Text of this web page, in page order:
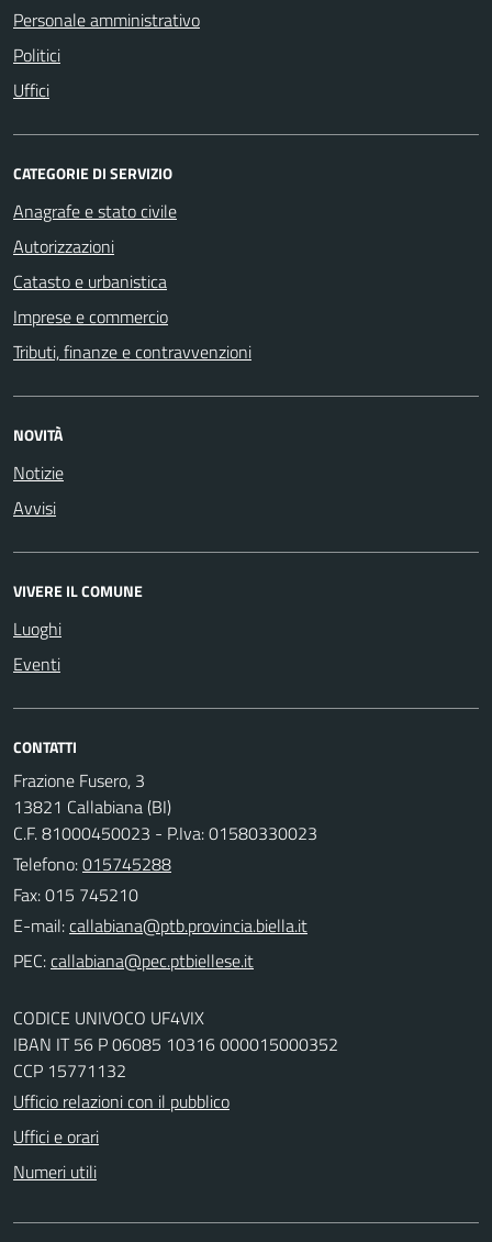
Personale amministrativo
Politici
Uffici
CATEGORIE DI SERVIZIO
Anagrafe e stato civile
Autorizzazioni
Catasto e urbanistica
Imprese e commercio
Tributi, finanze e contravvenzioni
NOVITÀ
Notizie
Avvisi
VIVERE IL COMUNE
Luoghi
Eventi
CONTATTI
Frazione Fusero, 3
13821 Callabiana (BI)
C.F. 81000450023 - P.Iva: 01580330023
Telefono:015745288
Fax: 015 745210
E-mail:
PEC:
CODICE UNIVOCO UF4VIX
IBAN IT 56 P 06085 10316 000015000352
CCP 15771132
Ufficio relazioni con il pubblico
Uffici e orari
Numeri utili